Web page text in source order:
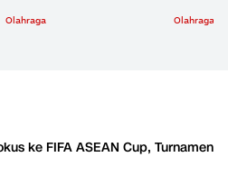
Olahraga Olahraga
ke FIFA ASEAN Cup, Turnamen